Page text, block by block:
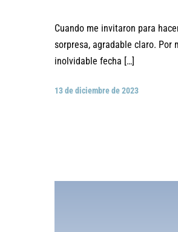
Cuando me invitaron para
sorpresa, agradable claro. Por
inolvidable fecha […]
13 de diciembre de 2023